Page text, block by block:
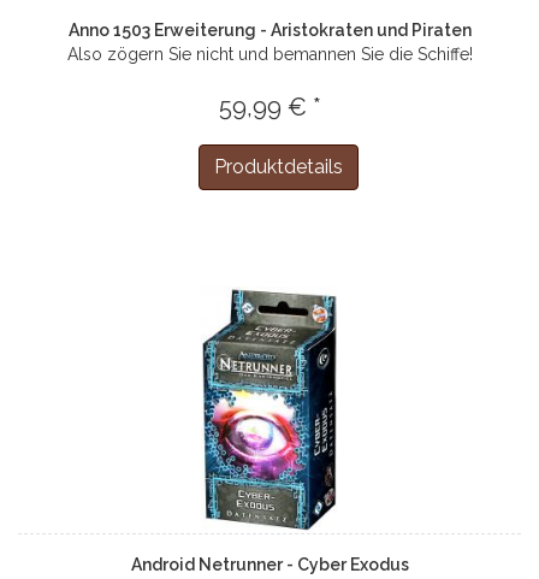
Anno 1503 Erweiterung - Aristokraten und Piraten
Also zögern Sie nicht und bemannen Sie die Schiffe!
59,99 € *
Produktdetails
Android Netrunner - Cyber Exodus